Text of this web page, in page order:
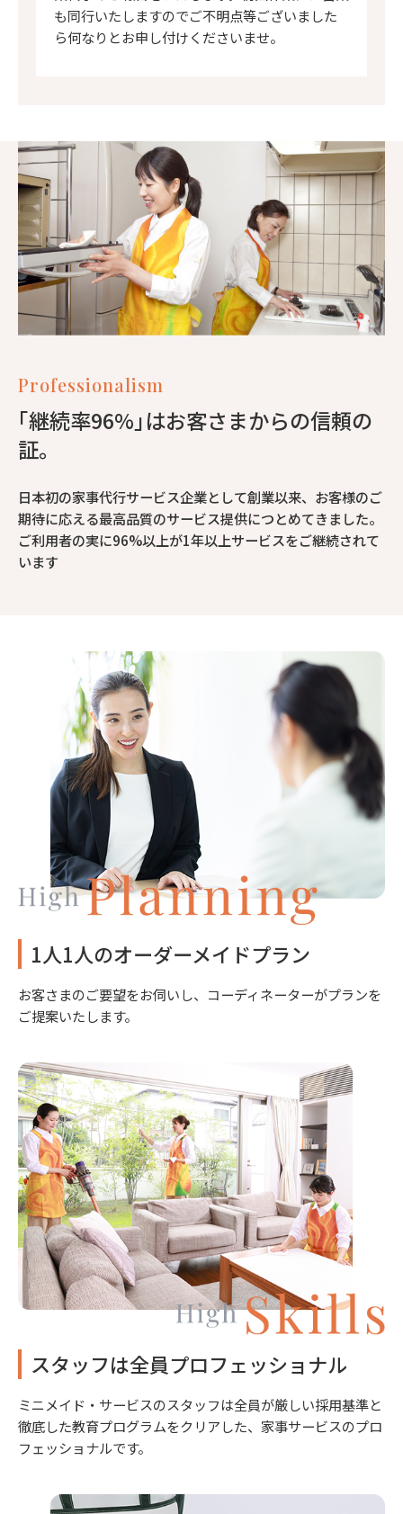
も同行いたしますのでご不明点等ございました
ら何なりとお申し付けくださいませ。
Professionalism
｢継続率96%｣はお客さまからの信頼の
証。
日本初の家事代行サービス企業として創業以来、お客様のご
期待に応える最高品質のサービス提供につとめてきました。
ご利用者の実に96%以上が1年以上サービスをご継続されて
います
1人1人のオーダーメイドプラン
お客さまのご要望をお伺いし、コーディネーターがプランを
ご提案いたします。
スタッフは全員プロフェッショナル
ミニメイド・サービスのスタッフは全員が厳しい採用基準と
徹底した教育プログラムをクリアした、家事サービスのプロ
フェッショナルです。